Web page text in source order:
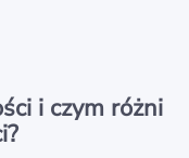
i czym różni